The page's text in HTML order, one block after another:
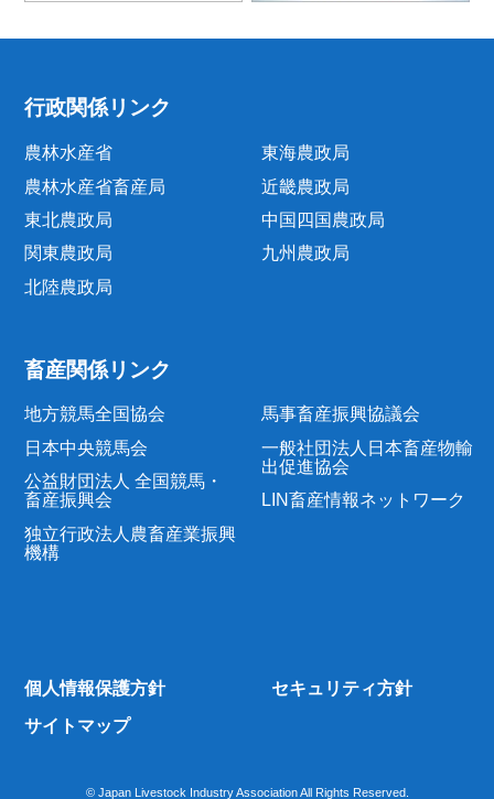
行政関係リンク
農林水産省
農林水産省畜産局
東北農政局
関東農政局
北陸農政局
東海農政局
近畿農政局
中国四国農政局
九州農政局
畜産関係リンク
地方競馬全国協会
日本中央競馬会
公益財団法人 全国競馬・
畜産振興会
独立行政法人農畜産業振興
機構
馬事畜産振興協議会
一般社団法人日本畜産物輸
出促進協会
LIN畜産情報ネットワーク
個人情報保護方針 セキュリティ方針
サイトマップ
© Japan Livestock Industry Association All Rights Reserved.